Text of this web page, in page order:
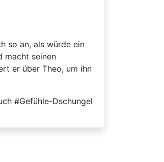
so an, als würde ein
macht seinen
er über Theo, um ihn
#Gefühle-Dschungel